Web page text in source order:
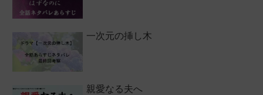
一次元の挿し木
親愛なる夫へ